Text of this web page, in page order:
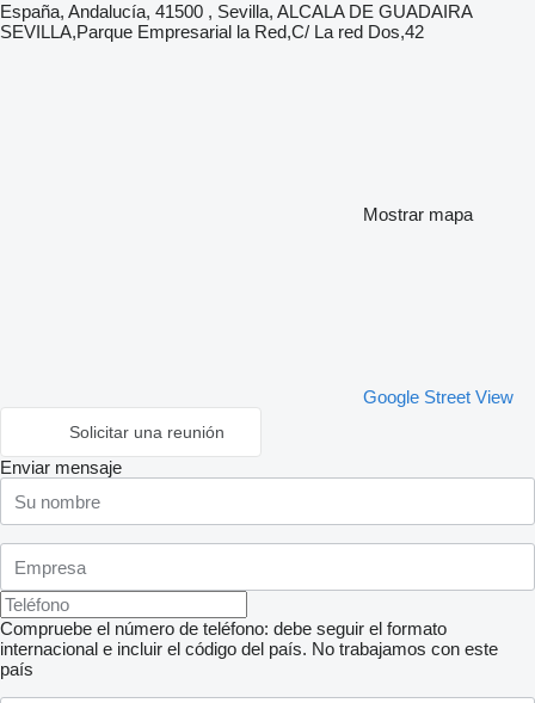
España, Andalucía, 41500 , Sevilla, ALCALA DE GUADAIRA
SEVILLA,Parque Empresarial la Red,C/ La red Dos,42
Mostrar mapa
Google Street View
Solicitar una reunión
Enviar mensaje
Compruebe el número de teléfono: debe seguir el formato
internacional e incluir el código del país. No trabajamos con este
país